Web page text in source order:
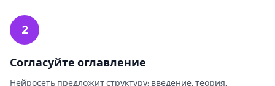
2
Согласуйте оглавление
Нейросеть предложит структуру: введение, теория,